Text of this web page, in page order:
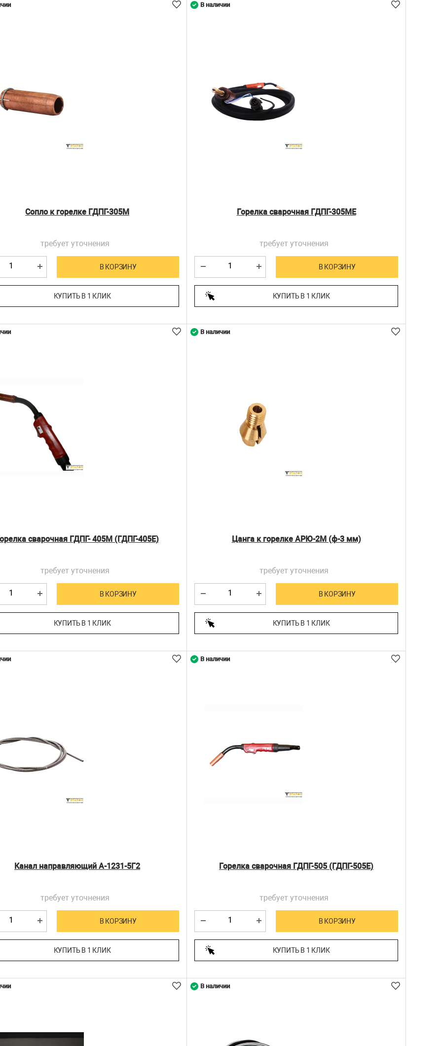
Сопло к горелке ГДПГ-305М
требует уточнения
В КОРЗИНУ
КУПИТЬ В 1 КЛИК
Горелка сварочная ГДПГ-305МЕ
требует уточнения
В КОРЗИНУ
КУПИТЬ В 1 КЛИК
В наличии
сварочная ГДПГ- 405М (ГДПГ-405Е)
требует уточнения
В КОРЗИНУ
КУПИТЬ В 1 КЛИК
Цанга к горелке АРЮ-2М (ф-3 мм)
требует уточнения
В КОРЗИНУ
КУПИТЬ В 1 КЛИК
В наличии
Канал направляющий А-1231-5Г2
требует уточнения
В КОРЗИНУ
КУПИТЬ В 1 КЛИК
Горелка сварочная ГДПГ-505 (ГДПГ-505Е)
требует уточнения
В КОРЗИНУ
КУПИТЬ В 1 КЛИК
В наличии
В наличии